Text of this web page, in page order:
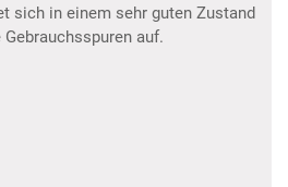
sich in einem sehr guten Zustand
auf.